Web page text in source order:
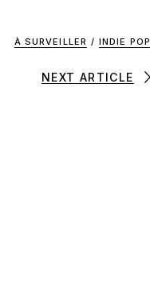
À SURVEILLER / INDIE POP
NEXT ARTICLE